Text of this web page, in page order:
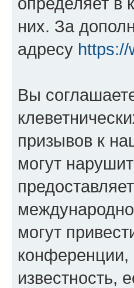
них. За
адресу https://
Вы
призывов к
могут
могут
конференции,
известность,